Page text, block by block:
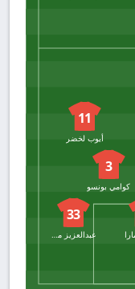
11
أيوب لخضر
3
كوامي بونسو
33
عبدالعزيز مجرشي